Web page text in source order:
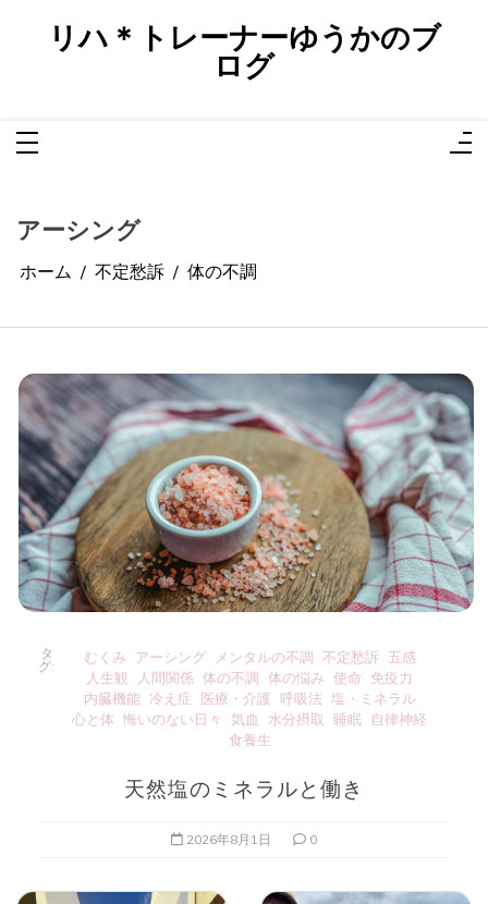
リハ＊トレーナーゆうかのブ
ログ
アーシング
ホーム 不定愁訴 体の不調
タ
グ:
むくみ アーシング メンタルの不調 不定愁訴
五感
人生観
人間関係 体の不調 体の悩み 使命
免疫力
内臓機能 冷え症 医療・介護 呼吸法 塩・ミネラル
心と体 悔いのない日々 気血 水分摂取 睡眠
自律神経
食養生
天然塩のミネラルと働き
2026年8月1日 0